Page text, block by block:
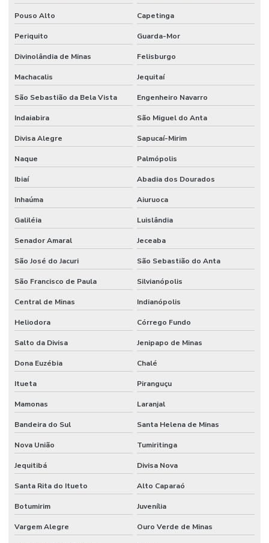
Pouso Alto Capetinga
Periquito Guarda-Mor
Divinolândia de Minas Felisburgo
Machacalis Jequitaí
São Sebastião da Bela Vista Engenheiro Navarro
Indaiabira São Miguel do Anta
Divisa Alegre Sapucaí-Mirim
Naque Palmópolis
Ibiaí Abadia dos Dourados
Inhaúma Aiuruoca
Galiléia Luislândia
Senador Amaral Jeceaba
São José do Jacuri São Sebastião do Anta
São Francisco de Paula Silvianópolis
Central de Minas Indianópolis
Heliodora Córrego Fundo
Salto da Divisa Jenipapo de Minas
Dona Euzébia Chalé
Itueta Piranguçu
Mamonas Laranjal
Bandeira do Sul Santa Helena de Minas
Nova União Tumiritinga
Jequitibá Divisa Nova
Santa Rita do Itueto Alto Caparaó
Botumirim Juvenília
Vargem Alegre Ouro Verde de Minas